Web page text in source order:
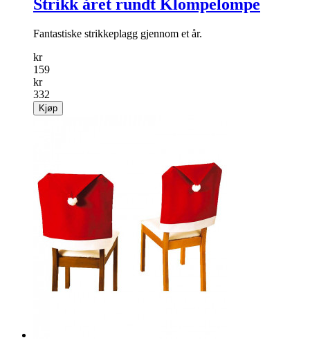
Strikk året rundt Klompelompe
Fantastiske strikkeplagg gjennom et år.
kr
159
kr
332
Kjøp